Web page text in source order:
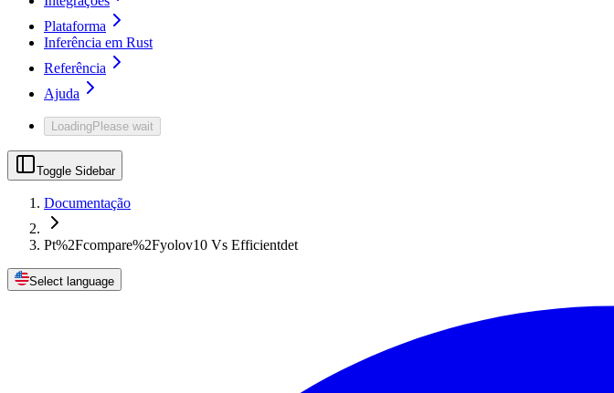
Plataforma
Inferência em Rust
Referência
Ajuda
LoadingPlease wait
Toggle Sidebar
Documentação
Pt%2Fcompare%2Fyolov10 Vs Efficientdet
Select language